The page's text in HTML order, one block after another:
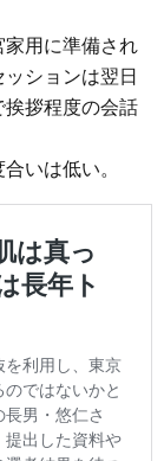
家用に準備され
ションは翌日
拶程度の会話
いは低い。